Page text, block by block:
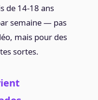
de 14-18 ans
semaine — pas
mais pour des
sortes.